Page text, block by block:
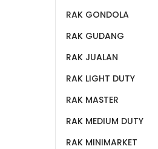
RAK GONDOLA
RAK GUDANG
RAK JUALAN
RAK LIGHT DUTY
RAK MASTER
RAK MEDIUM DUTY
RAK MINIMARKET